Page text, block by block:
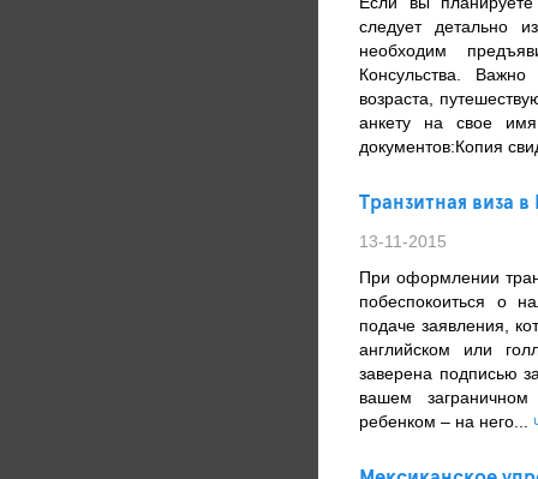
следует детально
необходим
Консульства.
возраста,
анкету на свое
документов:Копия
Транзитная виза
13-11-2015
При оформлении
побеспокоиться о
подаче заявления,
английском или
заверена подписью
вашем
ребенком – на него...